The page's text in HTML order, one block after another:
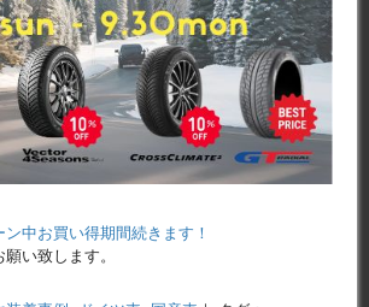
中お買い得期間続きます！
い致します。